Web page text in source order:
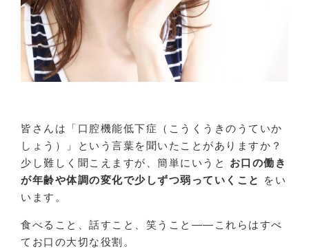
皆さんは「口腔機能低下症（こうくうきのうていか
しょう）」という言葉を聞いたことがありますか？
少し難しく聞こえますが、簡単にいうと お口の働き
が年齢や体調の変化で少しずつ弱っていくこと
をい
います。
食べること、話すこと、笑うこと――これらはすべ
てお口の大切な役割。